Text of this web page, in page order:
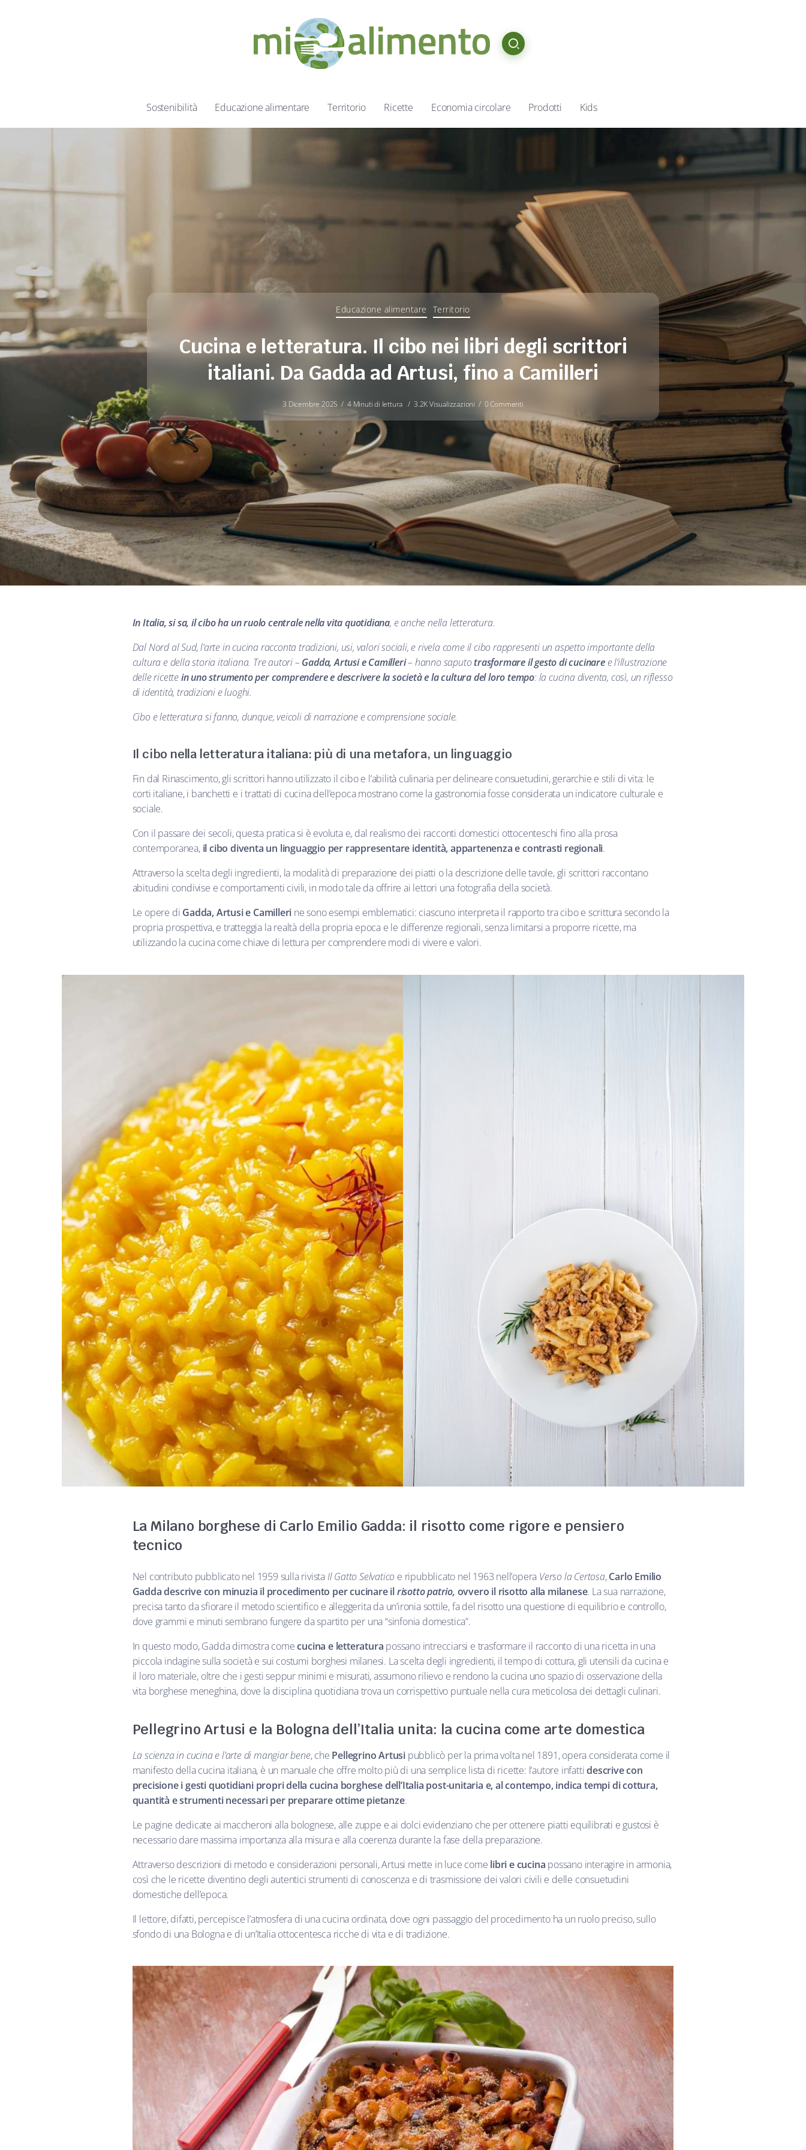
Sostenibilità Educazione alimentare Territorio Ricette Economia circolare Prodotti Kids
Educazione alimentare Territorio
Cucina e letteratura. Il cibo nei libri degli scrittori
italiani. Da Gadda ad Artusi, fino a Camilleri
3 Dicembre 2025 4 Minuti di lettura 3.2K Visualizzazioni 0 Commenti
In Italia, si sa, il cibo ha un ruolo centrale nella vita quotidiana, e anche nella letteratura.
Dal Nord al Sud, l’arte in cucina racconta tradizioni, usi, valori sociali, e rivela come il cibo rappresenti un aspetto importante della
cultura e della storia italiana. Tre autori – Gadda, Artusi e Camilleri– hanno saputotrasformare il gesto di cucinaree l’illustrazione
delle ricettein uno strumento per comprendere e descrivere la società e la cultura del loro tempo: la cucina diventa, così, un riflesso
di identità, tradizioni e luoghi.
Cibo e letteratura si fanno, dunque,veicoli di narrazione e comprensione sociale.
Il cibo nella letteratura italiana: più di una metafora, un linguaggio
Fin dal Rinascimento, gli scrittori hanno utilizzato il cibo e l’abilità culinaria per delineare consuetudini, gerarchie e stili di vita: le
corti italiane, i banchetti e i trattati di cucina dell’epoca mostrano come la gastronomia fosse considerata un indicatore culturale e
sociale.
Con il passare dei secoli, questa pratica si è evoluta e, dal realismo dei racconti domestici ottocenteschi fino alla prosa
contemporanea, il cibo diventa un linguaggio per rappresentare identità, appartenenza e contrasti regionali.
Attraverso la scelta degli ingredienti, la modalità di preparazione dei piatti o la descrizione delle tavole, gli scrittori raccontano
abitudini condivise e comportamenti civili, in modo tale da offrire ai lettori una fotografia della società.
Le opere di Gadda, Artusi e Camilleri ne sono esempi emblematici: ciascuno interpreta il rapporto tra cibo e scrittura secondo la
propria prospettiva, e tratteggia la realtà della propria epoca e le differenze regionali, senza limitarsi a proporre ricette, ma
utilizzando la cucina come chiave di lettura per comprendere modi di vivere e valori.
La Milano borghese di Carlo Emilio Gadda: il risotto come rigore e pensiero
tecnico
Nel contributo pubblicato nel 1959 sulla rivistaIl Gatto Selvatico e ripubblicato nel 1963 nell’opera Verso la Certosa,Carlo Emilio
Gadda descrive con minuzia il procedimento per cucinare ilrisotto patrio, ovvero il risotto alla milanese. La sua narrazione,
precisa tanto da sfiorare il metodo scientifico e alleggerita da un’ironia sottile, fa del risotto una questione di equilibrio e controllo,
dove grammi e minuti sembrano fungere da spartito per una “sinfonia domestica”.
In questo modo, Gadda dimostra comecucina e letteratura possano intrecciarsi e trasformare il racconto di una ricetta in una
piccola indagine sulla società e sui costumi borghesi milanesi. La scelta degli ingredienti, il tempo di cottura, gli utensili da cucina e
il loro materiale, oltre che i gesti seppur minimi e misurati, assumono rilievo e rendono la cucina uno spazio di osservazione della
vita borghese meneghina, dove la disciplina quotidiana trova un corrispettivo puntuale nella cura meticolosa dei dettagli culinari.
Pellegrino Artusi e la Bologna dell’Italia unita: la cucina come arte domestica
La scienza in cucina e l’arte di mangiar bene, che Pellegrino Artusi pubblicò per la prima volta nel 1891, opera considerata come il
manifesto della cucina italiana, è un manuale che offre molto più di una semplice lista di ricette: l’autore infattidescrive con
precisione i gesti quotidiani propri della cucina borghese dell’Italia post-unitaria e, al contempo, indica tempi di cottura,
quantità e strumenti necessari per preparare ottime pietanze.
Le pagine dedicate ai maccheroni alla bolognese, alle zuppe e ai dolci evidenziano che per ottenere piatti equilibrati e gustosi è
necessario dare massima importanza alla misura e alla coerenza durante la fase della preparazione.
Attraverso descrizioni di metodo e considerazioni personali, Artusi mette in luce come libri e cucina possano interagire in armonia,
così che le ricette diventino degli autentici strumenti di conoscenza e di trasmissione dei valori civili e delle consuetudini
domestiche dell’epoca.
Il lettore, difatti, percepisce l’atmosfera di una cucina ordinata, dove ogni passaggio del procedimento ha un ruolo preciso, sullo
sfondo di una Bologna e di un’Italia ottocentesca ricche di vita e di tradizione.